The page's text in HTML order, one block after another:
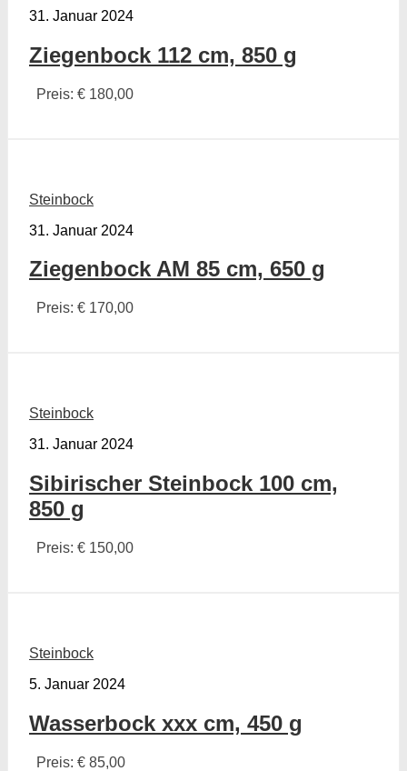
31. Januar 2024
Ziegenbock 112 cm, 850 g
Preis: € 180,00
Steinbock
31. Januar 2024
Ziegenbock AM 85 cm, 650 g
Preis: € 170,00
Steinbock
31. Januar 2024
Sibirischer Steinbock 100 cm,
850 g
Preis: € 150,00
Steinbock
5. Januar 2024
Wasserbock xxx cm, 450 g
Preis: € 85,00